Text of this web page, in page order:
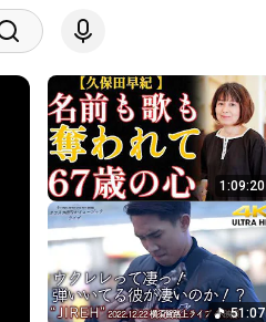
1:09:20
51:07